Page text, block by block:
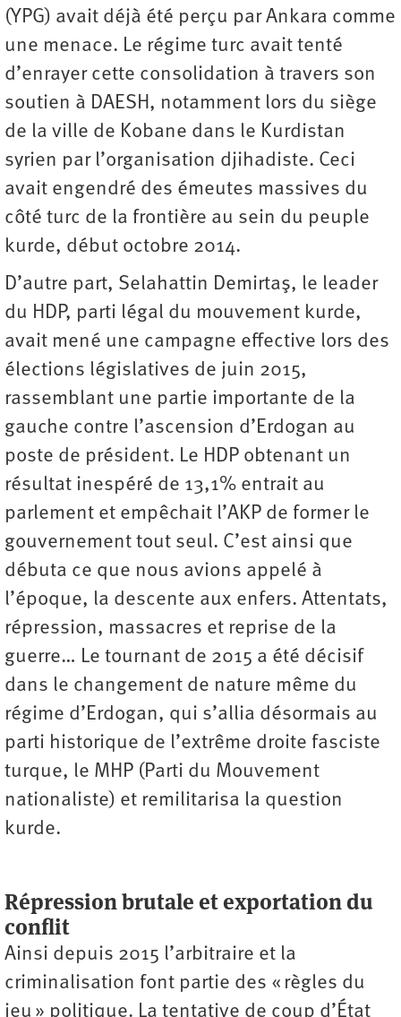
(YPG) avait déjà été perçu par Ankara comme
une menace. Le régime turc avait tenté
d’enrayer cette consolidation à travers son
soutien à DAESH, notamment lors du siège
de la ville de Kobane dans le Kurdistan
syrien par l’organisation djihadiste. Ceci
avait engendré des émeutes massives du
côté turc de la frontière au sein du peuple
kurde, début octobre 2014.
D’autre part, Selahattin Demirtaş, le leader
du HDP, parti légal du mouvement kurde,
avait mené une campagne effective lors des
élections législatives de juin 2015,
rassemblant une partie importante de la
gauche contre l’ascension d’Erdogan au
poste de président. Le HDP obtenant un
résultat inespéré de 13,1% entrait au
parlement et empêchait l’AKP de former le
gouvernement tout seul. C’est ainsi que
débuta ce que nous avions appelé à
l’époque, la descente aux enfers. Attentats,
répression, massacres et reprise de la
guerre… Le tournant de 2015 a été décisif
dans le changement de nature même du
régime d’Erdogan, qui s’allia désormais au
parti historique de l’extrême droite fasciste
turque, le MHP (Parti du Mouvement
nationaliste) et remilitarisa la question
kurde.
Répression brutale et exportation du
conflit
Ainsi depuis 2015 l’arbitraire et la
criminalisation font partie des « règles du
jeu » politique. La tentative de coup d’État